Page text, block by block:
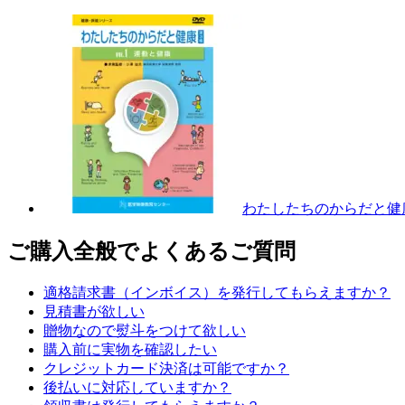
わたしたちのからだと健
ご購入全般でよくあるご質問
適格請求書（インボイス）を発行してもらえますか？
見積書が欲しい
贈物なので熨斗をつけて欲しい
購入前に実物を確認したい
クレジットカード決済は可能ですか？
後払いに対応していますか？